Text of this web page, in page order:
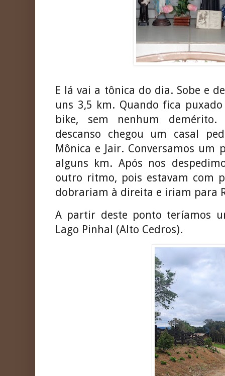
E lá vai a tônica do dia. Sobe e
uns 3,5 km. Quando fica
bike, sem nenhum
descanso chegou um casal
Mônica e Jair. Conversamos um
alguns km. Após nos
outro ritmo, pois estavam com
dobrariam à direita e iriam para
A partir deste ponto teríamos
Lago Pinhal (Alto Cedros).